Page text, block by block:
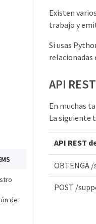
de
Existen
trabajo y
Si usas
relacionadas
API
En muchas
La siguiente
API REST
OBTENGA
POST /